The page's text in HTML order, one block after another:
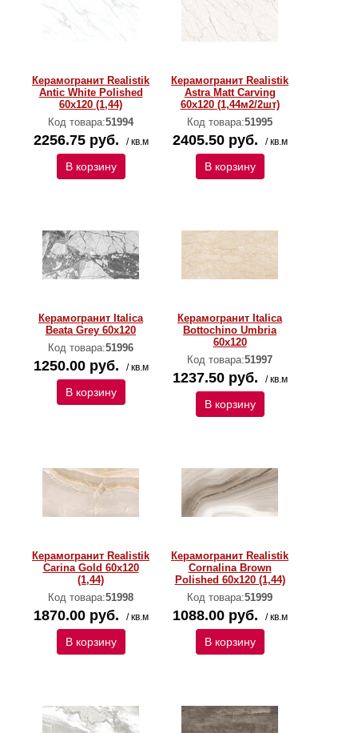
Керамогранит Realistik
Antic White Polished
60x120 (1,44)
Код товара:51994
2256.75 руб. / кв.м
В корзину
Керамогранит Realistik
Astra Matt Carving
60x120 (1,44м2/2шт)
Код товара:51995
2405.50 руб. / кв.м
В корзину
Керамогранит Italica
Beata Grey 60x120
Код товара:51996
1250.00 руб. / кв.м
В корзину
Керамогранит Italica
Bottochino Umbria
60x120
Код товара:51997
1237.50 руб. / кв.м
В корзину
Керамогранит Realistik
Carina Gold 60x120
(1,44)
Код товара:51998
1870.00 руб. / кв.м
В корзину
Керамогранит Realistik
Cornalina Brown
Polished 60x120 (1,44)
Код товара:51999
1088.00 руб. / кв.м
В корзину